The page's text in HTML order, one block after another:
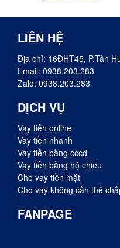
LIÊN HỆ
Địa chỉ: 16ĐHT45, P.Tân
Email: 0938.203.283
Zalo: 0938.203.283
DỊCH VỤ
Vay tiền online
Vay tiền nhanh
Vay tiền bằng cccd
Vay tiền bằng hộ chiếu
Cho vay tiền mặt
Cho vay không cần thế
FANPAGE